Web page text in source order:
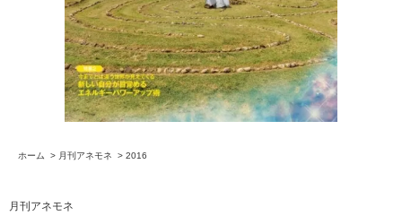
ホーム > 月刊アネモネ > 2016
月刊アネモネ